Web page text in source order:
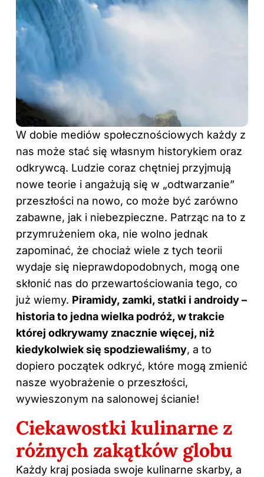
W dobie mediów społecznościowych każdy z
nas może stać się własnym historykiem oraz
odkrywcą. Ludzie coraz chętniej przyjmują
nowe teorie i angażują się w „odtwarzanie”
przeszłości na nowo, co może być zarówno
zabawne, jak i niebezpieczne. Patrząc na to z
przymrużeniem oka, nie wolno jednak
zapominać, że chociaż wiele z tych teorii
wydaje się nieprawdopodobnych, mogą one
skłonić nas do przewartościowania tego, co
już wiemy. Piramidy, zamki, statki i androidy –
historia to jedna wielka podróż, w trakcie
której odkrywamy znacznie więcej, niż
kiedykolwiek się spodziewaliśmy, a to
dopiero początek odkryć, które mogą zmienić
nasze wyobrażenie o przeszłości,
wywieszonym na salonowej ścianie!
Ciekawostki kulinarne z
różnych zakątków globu
Każdy kraj posiada swoje kulinarne skarby, a